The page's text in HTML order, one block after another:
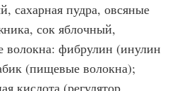
сахарная пудра, овсяные
сок яблочный,
фибрулин (инулин
(пищевые волокна);
кислота (регулятор